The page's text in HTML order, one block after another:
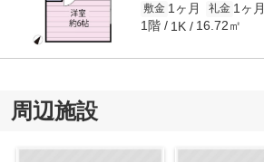
敷金 1ヶ月 礼金 1ヶ月
1階 1K 16.72㎡
周辺施設